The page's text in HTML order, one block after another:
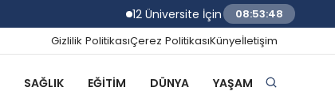
12 Üniversite İçin Rektör Atama
08:53:49
Gizlilik PolitikasıÇerez PolitikasıKünyeİletişim
SAĞLIK EĞITIM DÜNYA YAŞAM